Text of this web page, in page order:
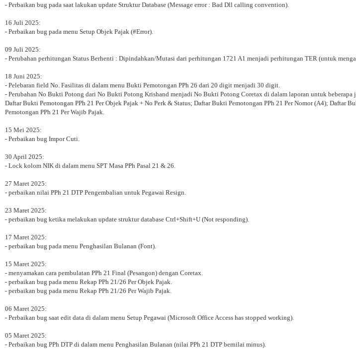
- Perbaikan bug pada saat lakukan update Struktur Database (Message error : Bad Dll calling convention).
16 Juli 2025:
- Perbaikan bug pada menu Setup Objek Pajak (#Error).
09 Juli 2025:
- Perubahan perhitungan Status Berhenti : Dipindahkan/Mutasi dari perhitungan 1721 A1 menjadi perhitungan TER (untuk
18 Juni 2025:
- Pelebaran field No. Fasilitas di dalam menu Bukti Pemotongan PPh 26 dari 20 digit menjadi 30 digit.
- Perubahan No Bukti Potong dari No Bukti Potong Krishand menjadi No Bukti Potong Coretax di dalam laporan untuk beberapa
Daftar Bukti Pemotongan PPh 21 Per Objek Pajak + No Perk & Status; Daftar Bukti Pemotongan PPh 21 Per Nomor (A4); Daftar
Pemotongan PPh 21 Per Wajib Pajak.
15 Mei 2025:
- Perbaikan bug Impor Cuti.
30 April 2025:
- Lock kolom NIK di dalam menu SPT Masa PPh Pasal 21 & 26.
27 Maret 2025:
- perbaikan nilai PPh 21 DTP Pengembalian untuk Pegawai Resign.
23 Maret 2025:
- perbaikan bug ketika melakukan update struktur database Ctrl+Shift+U (Not responding).
17 Maret 2025:
- perbaikan bug pada menu Penghasilan Bulanan (Font).
15 Maret 2025:
- menyamakan cara pembulatan PPh 21 Final (Pesangon) dengan Coretax.
- perbaikan bug pada menu Rekap PPh 21/26 Per Objek Pajak.
- perbaikan bug pada menu Rekap PPh 21/26 Per Wajib Pajak.
06 Maret 2025:
- Perbaikan bug saat edit data di dalam menu Setup Pegawai (Microsoft Office Access has stopped working).
05 Maret 2025:
- Perbaikan bug PPh DTP di dalam menu Penghasilan Bulanan (nilai PPh 21 DTP bernilai minus).